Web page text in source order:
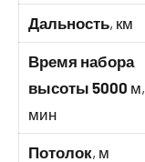
Дальность, км
Время набора
высоты 5000 м,
мин
Потолок, м